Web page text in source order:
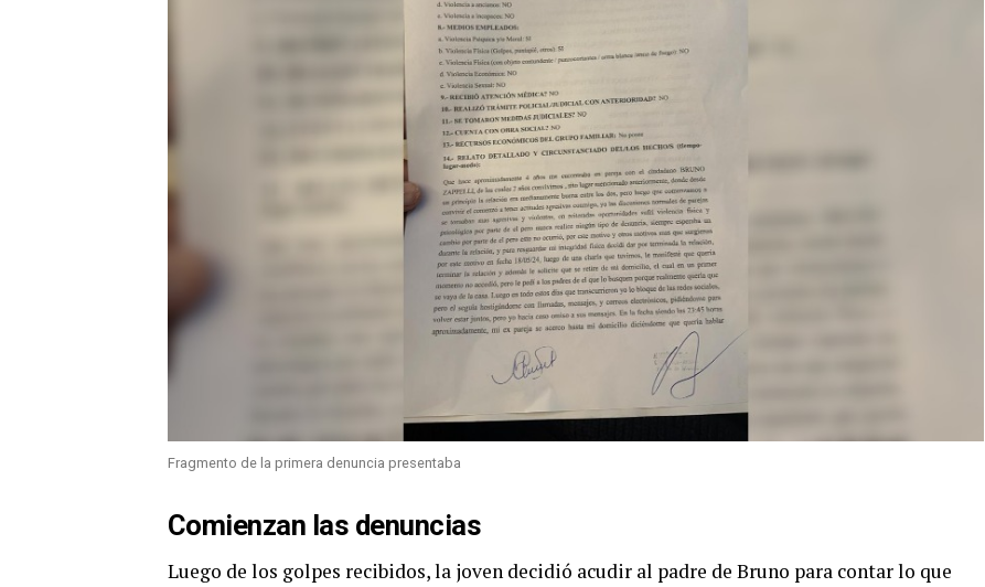
Fragmento de la primera denuncia presentaba
Comienzan las denuncias
Luego de los golpes recibidos, la joven decidió acudir al padre de Bruno para contar lo que